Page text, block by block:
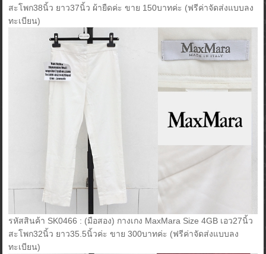
สะโพก38นิ้ว ยาว37นิ้ว ผ้ายืดค่ะ ขาย 150บาทค่ะ (ฟรีค่าจัดส่งแบบลง
ทะเบียน)
รหัสสินค้า SK0466 : (มือสอง) กางเกง MaxMara Size 4GB เอว27นิ้ว
สะโพก32นิ้ว ยาว35.5นิ้วค่ะ ขาย 300บาทค่ะ (ฟรีค่าจัดส่งแบบลง
ทะเบียน)